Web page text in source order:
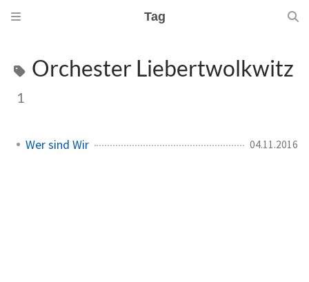
Tag
Orchester Liebertwolkwitz
1
Wer sind Wir 04.11.2016